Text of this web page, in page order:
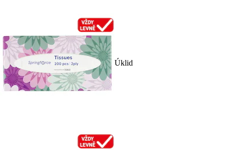
Úklid